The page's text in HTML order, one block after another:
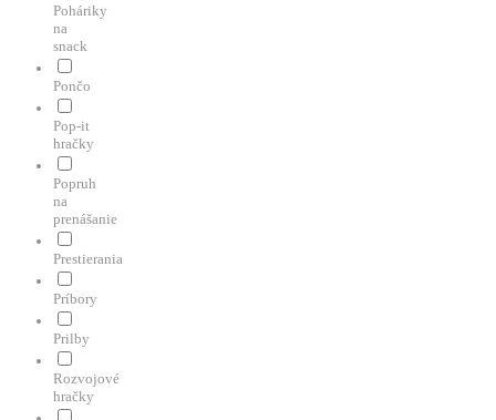
Poháriky
na
snack
Pončo
Pop-it
hračky
Popruh
na
prenášanie
Prestierania
Príbory
Prilby
Rozvojové
hračky